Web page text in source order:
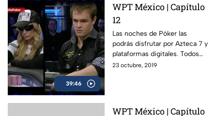
39:46
WPT México | Capítulo
12
Las noches de Póker las
podrás disfrutar por Azteca 7 y
plataformas digitales. Todos
los viernes a las 11 PM.
23 octubre, 2019
WPT México | Capítulo